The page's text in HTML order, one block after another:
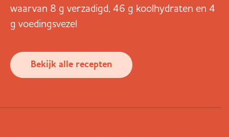
waarvan 8 g verzadigd, 46 g koolhydraten en 4
g voedingsvezel
Bekijk alle recepten